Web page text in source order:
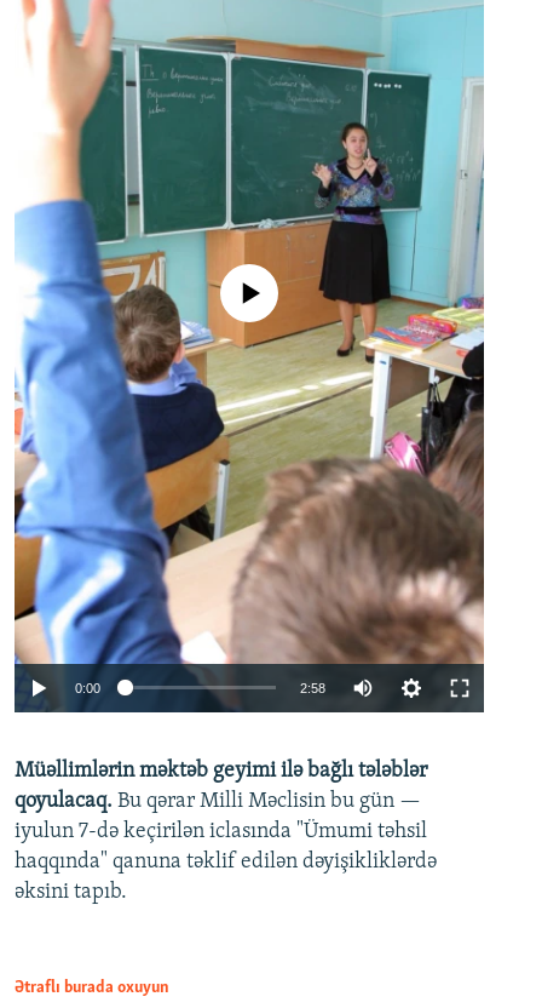
No media source currently available
0:00 2:58
360p
480p
720p
Müəllimlərin məktəb geyimi ilə bağlı tələblər
qoyulacaq. Bu qərar Milli Məclisin bu gün —
iyulun 7-də keçirilən iclasında "Ümumi təhsil
haqqında" qanuna təklif edilən dəyişikliklərdə
əksini tapıb.
Ətraflı burada oxuyun